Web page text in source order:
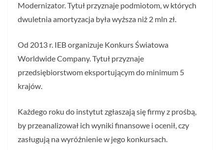
Modernizator. Tytuł przyznaje podmiotom, w których
dwuletnia amortyzacja była wyższa niż 2 mln zł.
Od 2013 r. IEB organizuje Konkurs Światowa
Worldwide Company. Tytuł przyznaje
przedsiębiorstwom eksportującym do minimum 5
krajów.
Każdego roku do instytut zgłaszają się firmy z prośbą,
by przeanalizował ich wyniki finansowe i ocenił, czy
zasługują na wyróżnienie w jego konkursach.